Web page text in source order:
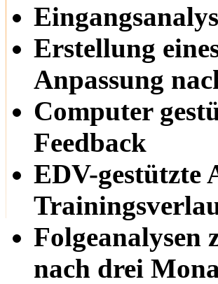
Erstellung
Anpassung
Computer
Feedback
EDV-gestützte
Folgeanalysen
nach drei